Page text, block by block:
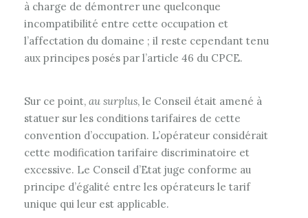
à charge de démontrer une quelconque
incompatibilité entre cette occupation et
l’affectation du domaine ; il reste cependant tenu
aux principes posés par l’article 46 du CPCE.
Sur ce point, au surplus, le Conseil était amené à
statuer sur les conditions tarifaires de cette
convention d’occupation. L’opérateur considérait
cette modification tarifaire discriminatoire et
excessive. Le Conseil d’Etat juge conforme au
principe d’égalité entre les opérateurs le tarif
unique qui leur est applicable.